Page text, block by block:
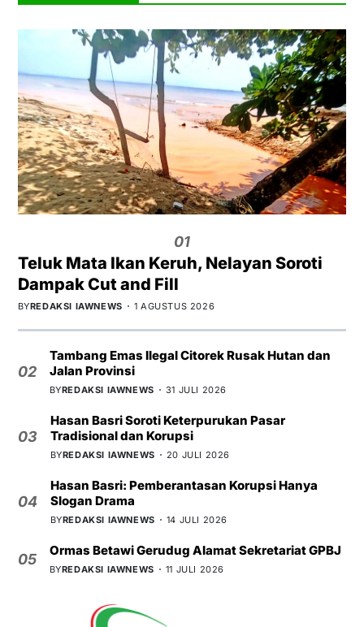
01
Teluk Mata Ikan Keruh, Nelayan Soroti
Dampak Cut and Fill
BYREDAKSI IAWNEWS 1 AGUSTUS 2026
02
Tambang Emas Ilegal Citorek Rusak Hutan dan
Jalan Provinsi
BYREDAKSI IAWNEWS 31 JULI 2026
03
Hasan Basri Soroti Keterpurukan Pasar
Tradisional dan Korupsi
BYREDAKSI IAWNEWS 20 JULI 2026
04
Hasan Basri: Pemberantasan Korupsi Hanya
Slogan Drama
BYREDAKSI IAWNEWS 14 JULI 2026
05
Ormas Betawi Gerudug Alamat Sekretariat GPBJ
BYREDAKSI IAWNEWS 11 JULI 2026